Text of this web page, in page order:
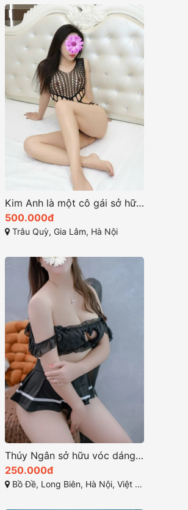
Kim Anh là một cô gái sở hữu vẻ đẹp ngọt ngào và cuốn hút
500.000đ
Trâu Quỳ, Gia Lâm, Hà Nội
Thúy Ngân sở hữu vóc dáng đầy đặn khó cưỡng lại
250.000đ
Bồ Đề, Long Biên, Hà Nội, Việt Nam